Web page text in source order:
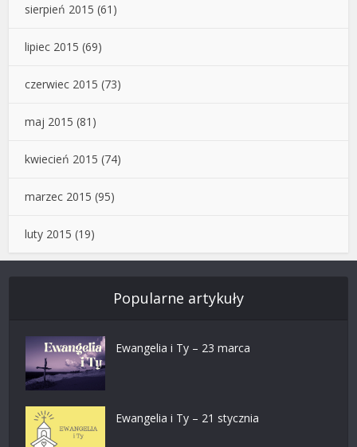
sierpień 2015 (61)
lipiec 2015 (69)
czerwiec 2015 (73)
maj 2015 (81)
kwiecień 2015 (74)
marzec 2015 (95)
luty 2015 (19)
Popularne artykuły
Ewangelia i Ty – 23 marca
Ewangelia i Ty – 21 stycznia